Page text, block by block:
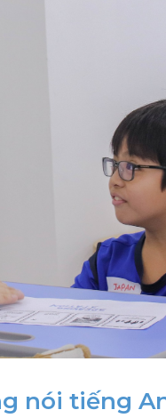
nói tiếng